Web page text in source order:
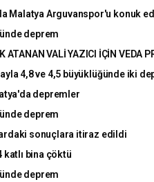
Malatya Arguvanspor'u konuk
deprem
ATANAN VALİ YAZICI İÇİN VEDA
4,8 ve 4,5 büyüklüğünde iki
depremler
deprem
sonuçlara itiraz edildi
katlı bina çöktü
deprem